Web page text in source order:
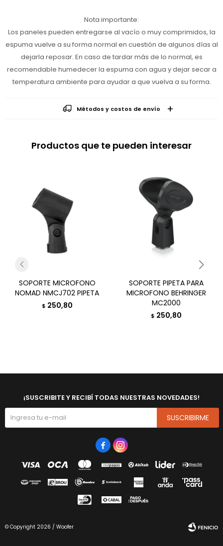
Nota importante:
Los paneles pueden entregarse al vacío o muy comprimidos, la
espuma vuelve a su forma normal en cuestión de algunos días al
dejarla reposar. En caso de tardar más de lo normal, es
recomendable humedecer la espuma con agua y dejar secar a
temperatura ambiente para ayudar a que vuelva a su forma.
Métodos y costos de envío
Productos que te pueden interesar
SOPORTE MICROFONO
NOMAD NMCJ702 PIPETA
$ 250,80
SOPORTE PIPETA PARA
MICROFONO BEHRINGER
MC2000
$ 250,80
¡SUSCRIBITE Y RECIBÍ TODAS NUESTRAS NOVEDADES!
SUSCRIBIRME
 
© Copyright 2026 / Woofer